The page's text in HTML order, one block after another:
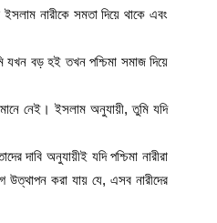
নারীকে সমতা দিয়ে থাকে এবং
যখন বড় হই তখন পশ্চিমা সমাজ দিয়ে
নেই। ইসলাম অনুযায়ী, তুমি যদি
অনুযায়ীই যদি পশ্চিমা নারীরা
উত্থাপন করা যায় যে, এসব নারীদের